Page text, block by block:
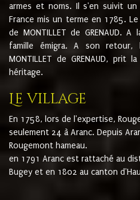
armes et noms. Il s'en suivit
France mis un terme en 1785.
de MONTILLET de GRENAUD.
famille émigra. A son
MONTILLET de GRENAUD,
héritage.
Le village
En 1758, lors de l'expertise,
seulement 24 à Aranc. Depuis
Rougemont hameau.
en 1791 Aranc est rattaché au
Bugey et en 1802 au canton